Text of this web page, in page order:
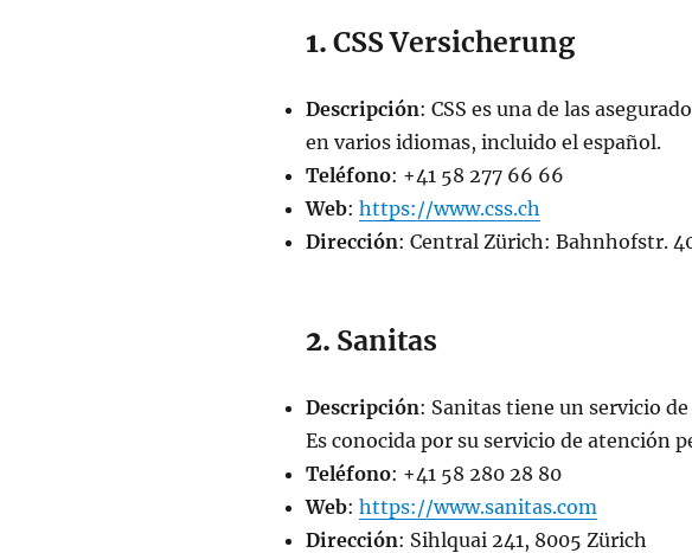
1. CSS Versicherung
Descripción: CSS es una de las
en varios idiomas, incluido el español.
Teléfono: +41 58 277 66 66
Web: https://www.css.ch
Dirección: Central Zürich: Bahnhofstr.
2. Sanitas
Descripción: Sanitas tiene un servicio
Es conocida por su servicio de atención
Teléfono: +41 58 280 28 80
Web: https://www.sanitas.com
Dirección: Sihlquai 241, 8005 Zürich